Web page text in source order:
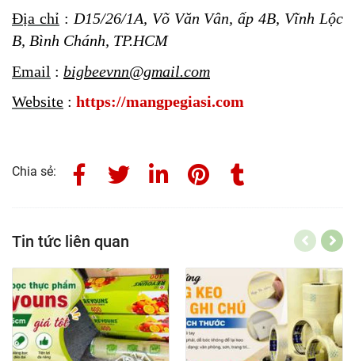
Địa chỉ : D15/26/1A, Võ Văn Vân, ấp 4B, Vĩnh Lộc
B, Bình Chánh, TP.HCM
Email : bigbeevnn@gmail.com
Website : https://mangpegiasi.com
Chia sẻ:
Tin tức liên quan